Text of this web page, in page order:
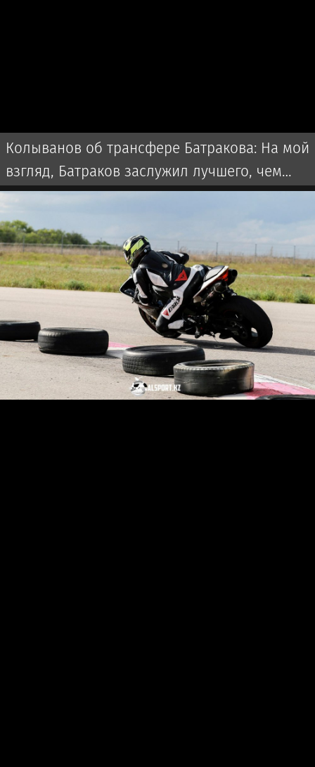
Колыванов об трансфере Батракова: На мой
взгляд, Батраков заслужил лучшего, чем
чемпионат Турции